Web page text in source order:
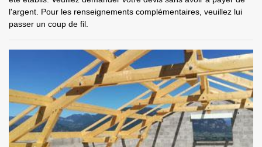
l'argent. Pour les renseignements complémentaires, veuillez lui
passer un coup de fil.